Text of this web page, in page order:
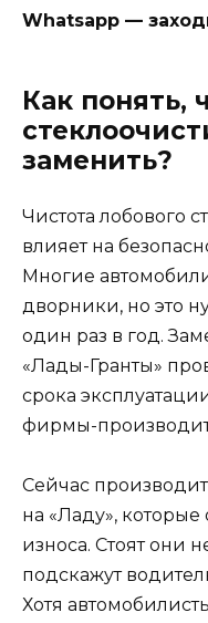
Whatsapp —
Как понять,
заменить?
Чистота лобового
влияет на
Многие
дворники, но это
один раз в год.
«Лады-Гранты»
срока
фирмы-
Сейчас
на «Ладу»,
износа. Стоят они
подскажут
Хотя